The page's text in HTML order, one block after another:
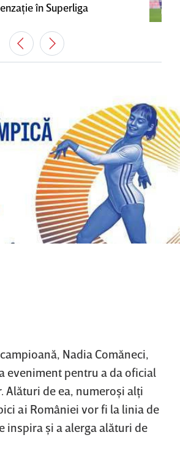
în Superliga
Nadia Comăneci,
eveniment pentru a da oficial
Alături de ea, numeroşi alţi
ai României vor fi la linia de
inspira şi a alerga alături de